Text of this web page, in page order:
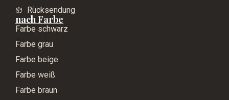
Rücksendung
nach Farbe
Farbe schwarz
Farbe grau
Farbe beige
Farbe weiß
Farbe braun